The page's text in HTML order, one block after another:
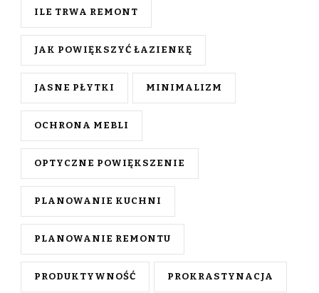
ILE TRWA REMONT
JAK POWIĘKSZYĆ ŁAZIENKĘ
JASNE PŁYTKI MINIMALIZM
OCHRONA MEBLI
OPTYCZNE POWIĘKSZENIE
PLANOWANIE KUCHNI
PLANOWANIE REMONTU
PRODUKTYWNOŚĆ PROKRASTYNACJA